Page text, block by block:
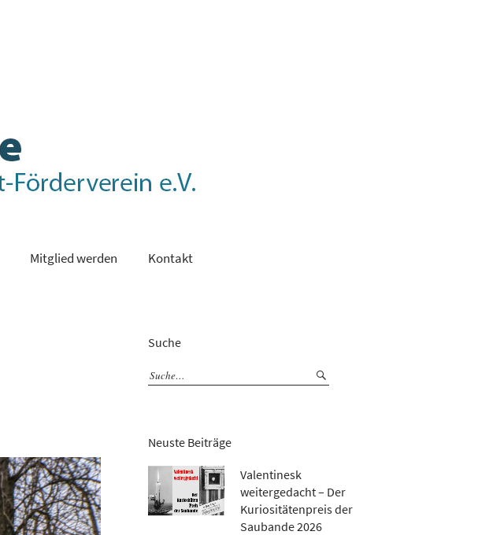
Mitglied werden Kontakt
Suche
Neuste Beiträge
Valentinesk
weitergedacht – Der
Kuriositätenpreis der
Saubande 2026